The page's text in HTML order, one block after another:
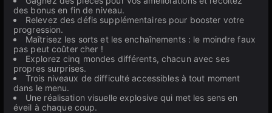
des bonus en fin de niveau.
Relevez des défis supplémentaires pour booster votre
progression.
Maîtrisez les sorts et les enchaînements : le moindre faux
pas peut coûter cher !
Explorez cinq mondes différents, chacun avec ses
propres surprises.
Trois niveaux de difficulté accessibles à tout moment
dans le menu.
Une réalisation visuelle explosive qui met les sens en
éveil à chaque coup.